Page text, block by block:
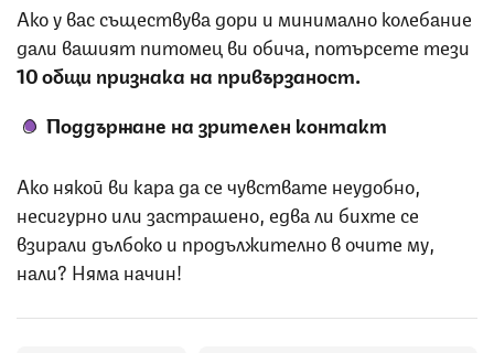
Ако у вас съществува дори и минимално колебание
дали вашият питомец ви обича, потърсете тези
10 общи признака на привързаност.
Поддържане на зрителен контакт
Ако някой ви кара да се чувствате неудобно,
несигурно или застрашено, едва ли бихте се
взирали дълбоко и продължително в очите му,
нали? Няма начин!